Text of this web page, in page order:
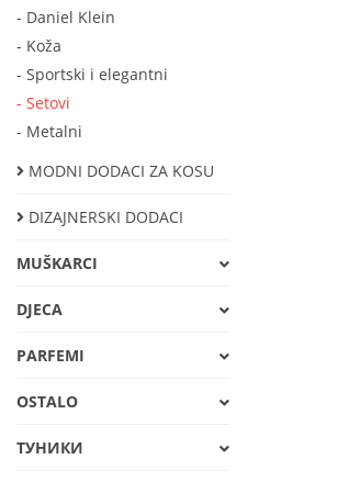
- Daniel Klein
- Koža
- Sportski i elegantni
- Setovi
- Metalni
MODNI DODACI ZA KOSU
DIZAJNERSKI DODACI
MUŠKARCI
DJECA
PARFEMI
OSTALO
ТУНИКИ